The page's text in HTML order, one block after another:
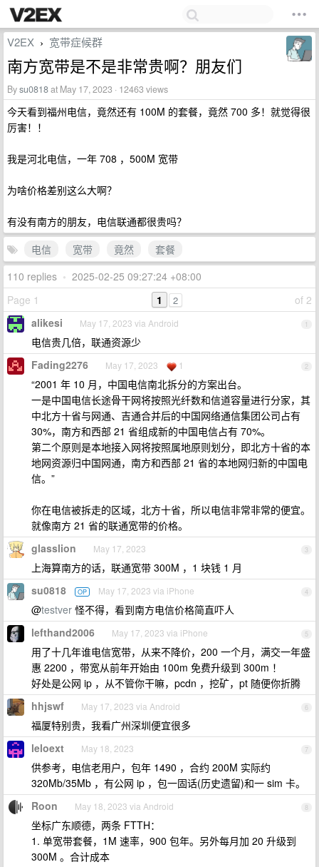
V2EX › 宽带症候群
南方宽带是不是非常贵啊？朋友们
Bysu0818at May 17, 2023 · 12463 views
今天看到福州电信，竟然还有 100M 的套餐，竟然 700 多！就觉得很
厉害！！
我是河北电信，一年 708 ，500M 宽带
为啥价格差别这么大啊？
有没有南方的朋友，电信联通都很贵吗？
电信
宽带 竟然
套餐
110 replies • 2025-02-25 09:27:24 +08:00
Page 1
of 2
1 2
1
alikesi May 17, 2023 via Android
电信贵几倍，联通资源少
2
Fading2276 May 17, 2023 1
“2001 年 10 月，中国电信南北拆分的方案出台。
一是中国电信长途骨干网将按照光纤数和信道容量进行分家，其
中北方十省与网通、吉通合并后的中国网络通信集团公司占有
30%，南方和西部 21 省组成新的中国电信占有 70%。
第二个原则是本地接入网将按照属地原则划分，即北方十省的本
地网资源归中国网通，南方和西部 21 省的本地网归新的中国电
信。”
你在电信被拆走的区域，北方十省，所以电信非常非常的便宜。
就像南方 21 省的联通宽带的价格。
3
glasslion May 17, 2023
上海算南方的话，联通宽带 300M ，1 块钱 1 月
4
su0818 OP May 17, 2023 via iPhone
@testver 怪不得，看到南方电信价格简直吓人
5
lefthand2006 May 17, 2023 via iPhone
用了十几年谁电信宽带，从来不降价，200 一个月，满交一年盛
惠 2200 ，带宽从前年开始由 100m 免费升级到 300m ！
好处是公网 ip ，从不管你干嘛，pcdn ，挖矿，pt 随便你折腾
6
hhjswf May 17, 2023 via Android
福厦特别贵，我看广州深圳便宜很多
7
leloext May 18, 2023
供参考，电信老用户，包年 1490 ，合约 200M 实际约
320Mb/35Mb ，有公网 ip ，包一固话(历史遗留)和一 sim 卡。
8
Roon May 18, 2023 via Android
坐标广东顺德，两条 FTTH：
1. 单宽带套餐，1M 速率，900 包年。另外每月加 20 升级到
300M 。合计成本